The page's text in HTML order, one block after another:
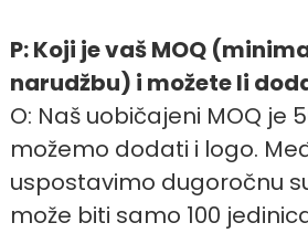
P: Koji je vaš MOQ
narudžbu) i možete li
O: Naš uobičajeni MOQ je
možemo dodati i logo.
uspostavimo dugoročnu
može biti samo 100